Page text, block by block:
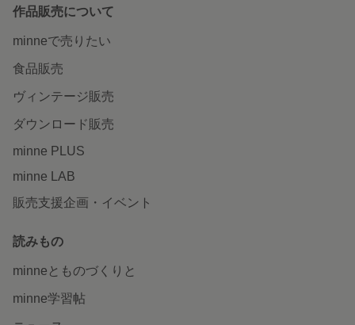
作品販売について
minneで売りたい
食品販売
ヴィンテージ販売
ダウンロード販売
minne PLUS
minne LAB
販売支援企画・イベント
読みもの
minneとものづくりと
minne学習帖